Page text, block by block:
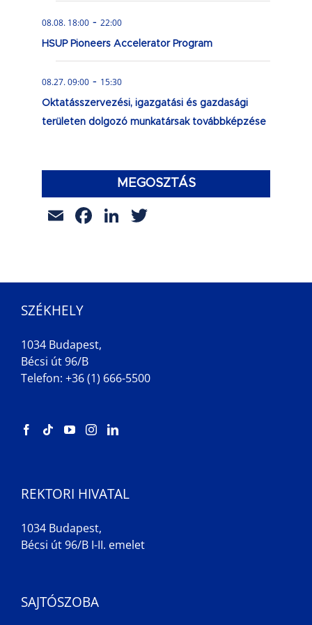
08.08. 18:00 - 22:00
HSUP Pioneers Accelerator Program
08.27. 09:00 - 15:30
Oktatásszervezési, igazgatási és gazdasági
területen dolgozó munkatársak továbbképzése
MEGOSZTÁS
EmailFacebook
LinkedIn
SZÉKHELY
1034 Budapest,
Bécsi út 96/B
Telefon: +36 (1) 666-5500
REKTORI HIVATAL
1034 Budapest,
Bécsi út 96/B I-II. emelet
SAJTÓSZOBA